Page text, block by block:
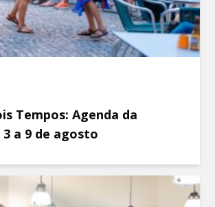
Tempos: Agenda da
3 a 9 de agosto